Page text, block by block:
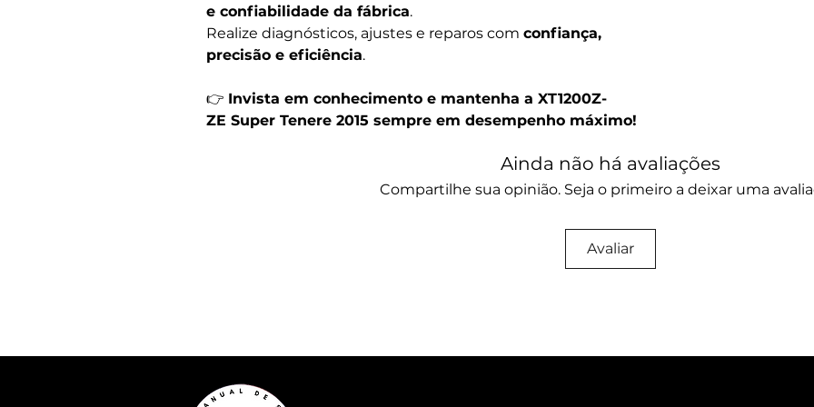
e confiabilidade da fábrica.
Realize diagnósticos, ajustes e reparos com confiança,
precisão e eficiência.
👉 Invista em conhecimento e mantenha a XT1200Z-
ZE Super Tenere 2015 sempre em desempenho máximo!
Ainda não há avaliações
Compartilhe sua opinião. Seja o primeiro a deixar uma
Avaliar